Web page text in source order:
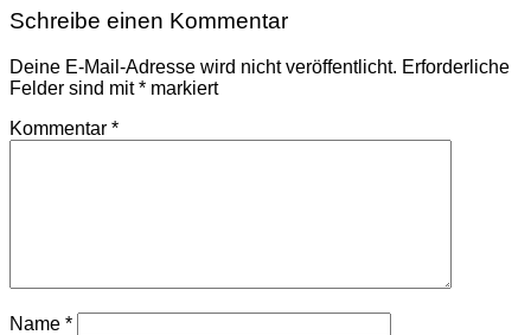
Schreibe einen Kommentar
Deine E-Mail-Adresse wird nicht veröffentlicht. Erforderliche
Felder sind mit* markiert
Kommentar *
Name *